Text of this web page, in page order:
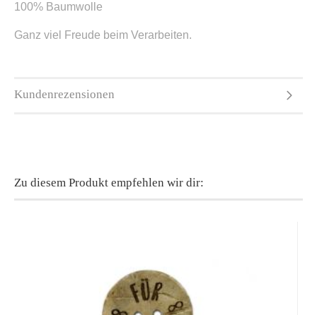
100% Baumwolle
Ganz viel Freude beim Verarbeiten.
Kundenrezensionen
Zu diesem Produkt empfehlen wir dir: